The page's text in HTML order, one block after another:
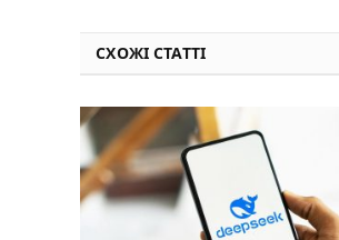
СХОЖІ СТАТТІ